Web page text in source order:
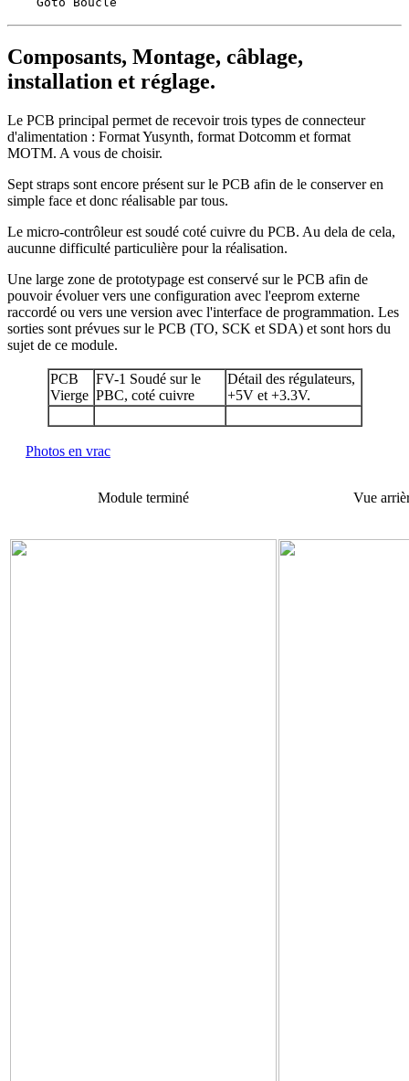
Composants, Montage, câblage,
installation et réglage.
Le PCB principal permet de recevoir trois types de connecteur
d'alimentation : Format Yusynth, format Dotcomm et format
MOTM. A vous de choisir.
Sept straps sont encore présent sur le PCB afin de le conserver en
simple face et donc réalisable par tous.
Le micro-contrôleur est soudé coté cuivre du PCB. Au dela de cela,
aucunne difficulté particulière pour la réalisation.
Une large zone de prototypage est conservé sur le PCB afin de
pouvoir évoluer vers une configuration avec l'eeprom externe
raccordé ou vers une version avec l'interface de programmation. Les
sorties sont prévues sur le PCB (TO, SCK et SDA) et sont hors du
sujet de ce module.
PCB
Vierge
FV-1 Soudé sur le
PBC, coté cuivre
Détail des régulateurs,
+5V et +3.3V.
Photos en vrac
Module terminé Vue